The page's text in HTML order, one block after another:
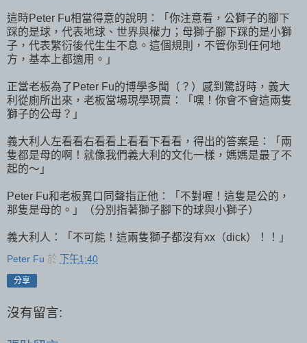
這時Peter Fu相當得意的說明：「你注意看，公獅子的腳下
踩的是球，代表地球、世界與權力；母獅子腳下踩的是小獅
子，代表繁衍後代生生不息。這個規則，不管你到任何地
方，基本上都適用。」
正當老板為了Peter Fu的博學多聞（？）感到驚訝時，義大
利從廁所出來，老板當場現學現賣：「嘿！你會不會這兩隻
獅子的公母？」
義大利人左看看右看看上看看下看看，得出的答案是：「兩
隻都是母的啊！就像我們義大利的文化一樣，媽媽是最了不
起的～」
Peter Fu和老板異口同聲指正他：「不對喔！這隻是公的，
那隻是母的。」（分別指著獅子腳下的球與小獅子）
義大利人：「不可能！這兩隻獅子都沒有xx（dick）！！」
Peter Fu 於 下午1:40
分享
沒有留言: